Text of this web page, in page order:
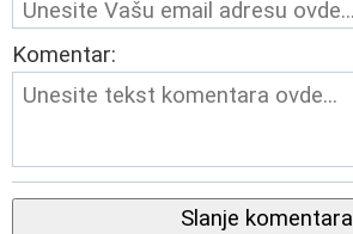
Komentar:
Slanje komentara